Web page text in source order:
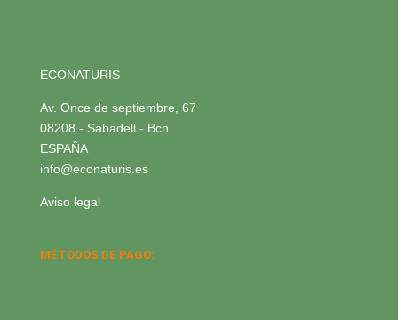
ECONATURIS
Av. Once de septiembre, 67
08208 - Sabadell - Bcn
ESPAÑA
info@econaturis.es
Aviso legal
MÉTODOS DE PAGO: